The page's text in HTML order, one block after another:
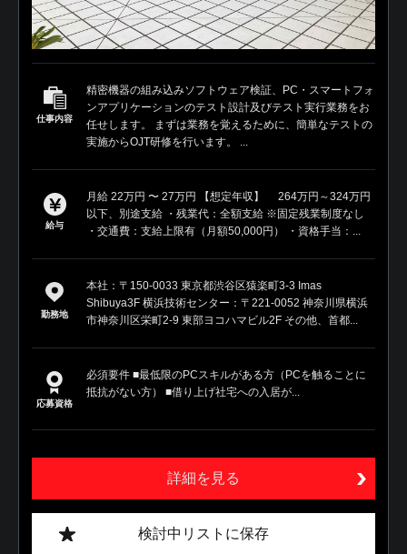
仕事内容
精密機器の組み込みソフトウェア検証、PC・スマートフォ
ンアプリケーションのテスト設計及びテスト実行業務をお
任せします。 まずは業務を覚えるために、簡単なテストの
実施からOJT研修を行います。 ...
給与
月給 22万円 〜 27万円 【想定年収】 264万円～324万円
以下、別途支給 ・残業代：全額支給 ※固定残業制度なし
・交通費：支給上限有（月額50,000円） ・資格手当：...
勤務地
本社：〒150-0033 東京都渋谷区猿楽町3-3 Imas
Shibuya3F 横浜技術センター：〒221-0052 神奈川県横浜
市神奈川区栄町2-9 東部ヨコハマビル2F その他、首都...
応募資格
必須要件 ■最低限のPCスキルがある方（PCを触ることに
抵抗がない方） ■借り上げ社宅への入居が...
詳細を見る
検討中リストに保存